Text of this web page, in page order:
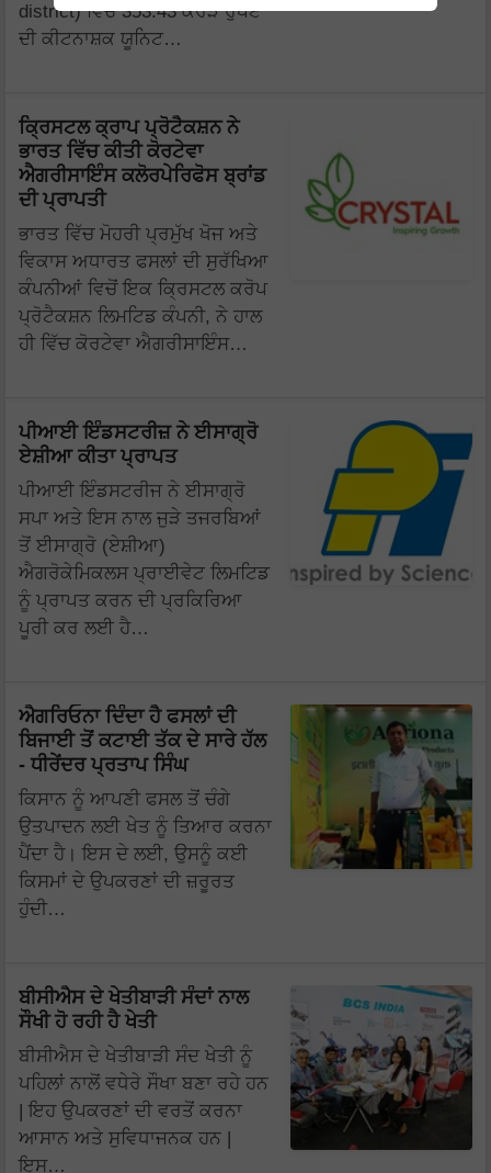
district) ਵਿੱਚ 353.43 ਕਰੋੜ ਰੁਪਏ
ਦੀ ਕੀਟਨਾਸ਼ਕ ਯੂਨਿਟ…
ਕ੍ਰਿਸਟਲ ਕ੍ਰਾਪ ਪ੍ਰੋਟੈਕਸ਼ਨ ਨੇ
ਭਾਰਤ ਵਿੱਚ ਕੀਤੀ ਕੋਰਟੇਵਾ
ਐਗਰੀਸਾਇੰਸ ਕਲੋਰਪੇਰਿਫੋਸ ਬ੍ਰਾਂਡ
ਦੀ ਪ੍ਰਾਪਤੀ
ਭਾਰਤ ਵਿੱਚ ਮੋਹਰੀ ਪ੍ਰਮੁੱਖ ਖੋਜ ਅਤੇ
ਵਿਕਾਸ ਅਧਾਰਤ ਫਸਲਾਂ ਦੀ ਸੁਰੱਖਿਆ
ਕੰਪਨੀਆਂ ਵਿਚੋਂ ਇਕ ਕ੍ਰਿਸਟਲ ਕਰੋਪ
ਪ੍ਰੋਟੈਕਸ਼ਨ ਲਿਮਟਿਡ ਕੰਪਨੀ, ਨੇ ਹਾਲ
ਹੀ ਵਿੱਚ ਕੋਰਟੇਵਾ ਐਗਰੀਸਾਇੰਸ…
ਪੀਆਈ ਇੰਡਸਟਰੀਜ਼ ਨੇ ਈਸਾਗ੍ਰੋ
ਏਸ਼ੀਆ ਕੀਤਾ ਪ੍ਰਾਪਤ
ਪੀਆਈ ਇੰਡਸਟਰੀਜ ਨੇ ਈਸਾਗ੍ਰੋ
ਸਪਾ ਅਤੇ ਇਸ ਨਾਲ ਜੁੜੇ ਤਜਰਬਿਆਂ
ਤੋਂ ਈਸਾਗ੍ਰੋ (ਏਸ਼ੀਆ)
ਐਗਰੋਕੇਮਿਕਲਸ ਪ੍ਰਾਈਵੇਟ ਲਿਮਟਿਡ
ਨੂੰ ਪ੍ਰਾਪਤ ਕਰਨ ਦੀ ਪ੍ਰਕਿਰਿਆ
ਪੂਰੀ ਕਰ ਲਈ ਹੈ…
ਐਗਰਿਓਨਾ ਦਿੰਦਾ ਹੈ ਫਸਲਾਂ ਦੀ
ਬਿਜਾਈ ਤੋਂ ਕਟਾਈ ਤੱਕ ਦੇ ਸਾਰੇ ਹੱਲ
- ਧੀਰੇਂਦਰ ਪ੍ਰਤਾਪ ਸਿੰਘ
ਕਿਸਾਨ ਨੂੰ ਆਪਣੀ ਫਸਲ ਤੋਂ ਚੰਗੇ
ਉਤਪਾਦਨ ਲਈ ਖੇਤ ਨੂੰ ਤਿਆਰ ਕਰਨਾ
ਪੈਂਦਾ ਹੈ। ਇਸ ਦੇ ਲਈ, ਉਸਨੂੰ ਕਈ
ਕਿਸਮਾਂ ਦੇ ਉਪਕਰਣਾਂ ਦੀ ਜ਼ਰੂਰਤ
ਹੁੰਦੀ…
ਬੀਸੀਐਸ ਦੇ ਖੇਤੀਬਾੜੀ ਸੰਦਾਂ ਨਾਲ
ਸੌਖੀ ਹੋ ਰਹੀ ਹੈ ਖੇਤੀ
ਬੀਸੀਐਸ ਦੇ ਖੇਤੀਬਾੜੀ ਸੰਦ ਖੇਤੀ ਨੂੰ
ਪਹਿਲਾਂ ਨਾਲੋਂ ਵਧੇਰੇ ਸੌਖਾ ਬਣਾ ਰਹੇ ਹਨ
| ਇਹ ਉਪਕਰਣਾਂ ਦੀ ਵਰਤੋਂ ਕਰਨਾ
ਆਸਾਨ ਅਤੇ ਸੁਵਿਧਾਜਨਕ ਹਨ |
ਇਸ…